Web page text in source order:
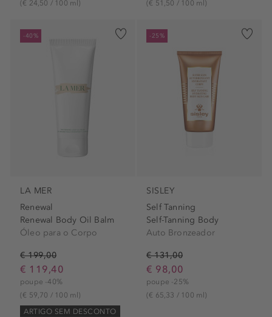
(€ 24,50 / 100 ml) (€ 51,50 / 100 ml)
-40%
LA MER
Renewal
Renewal Body Oil Balm
Óleo para o Corpo
€ 199,00
€ 119,40
poupe -40%
(€ 59,70 / 100 ml)
ARTIGO SEM DESCONTO
-25%
SISLEY
Self Tanning
Self-Tanning Body
Auto Bronzeador
€ 131,00
€ 98,00
poupe -25%
(€ 65,33 / 100 ml)